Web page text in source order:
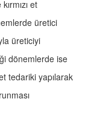
et
üretici
üreticiyi
dönemlerde ise
tedariki yapılarak